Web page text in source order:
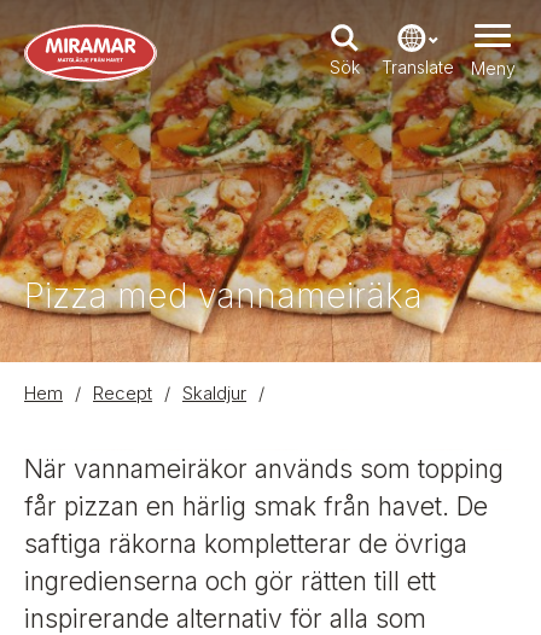
p
p
a
t
i
l
l
h
u
v
u
d
i
n
n
e
Meny
Sök Translate
Pizza med vannameiräka
L
n
k
s
t
i
g
Hem / Recept / Skaldjur /
d
När vannameiräkor används som topping
får pizzan en härlig smak från havet. De
saftiga räkorna kompletterar de övriga
ingredienserna och gör rätten till ett
inspirerande alternativ för alla som